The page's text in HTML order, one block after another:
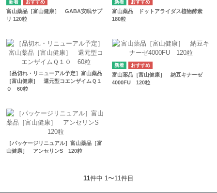
富山薬品［富山健康］ GABA安眠サプ
リ 120粒
富山薬品 ドットアライダス植物酵素
180粒
［品切れ・リニューアル予定］富山薬品
［富山健康］ 還元型コエンザイムＱ１
０ 60粒
富山薬品［富山健康］ 納豆キナーゼ
4000FU 120粒
［パッケージリニュアル］富山薬品［富
山健康］ アンセリンS 120粒
11件中 1〜11件目